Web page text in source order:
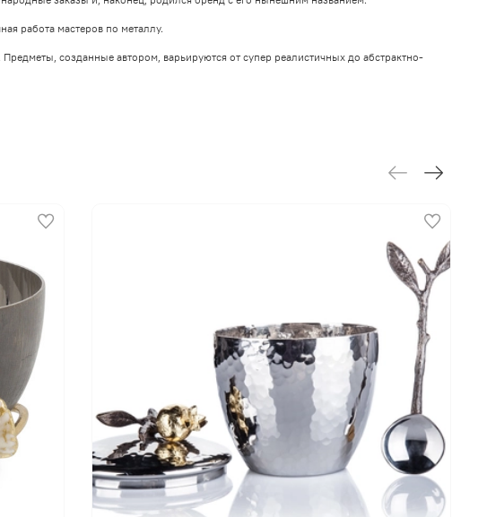
работа мастеров по металлу.
созданные автором, варьируются от супер реалистичных до абстрактно-